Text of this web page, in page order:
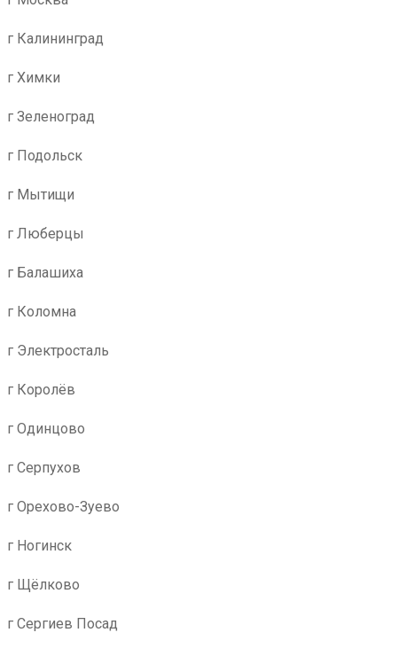
г Калининград
г Химки
г Зеленоград
г Подольск
г Мытищи
г Люберцы
г Балашиха
г Коломна
г Электросталь
г Королёв
г Одинцово
г Серпухов
г Орехово-Зуево
г Ногинск
г Щёлково
г Сергиев Посад